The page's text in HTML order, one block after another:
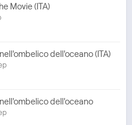
Movie (ITA)
dell'oceano (ITA)
dell'oceano